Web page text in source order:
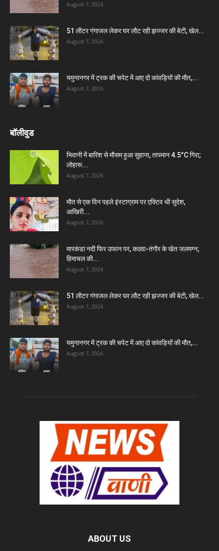
August 7, 2026
51 लीटर गंगाजल लेकर घर लौट रही झज्जर की बेटी, खेल...
August 7, 2026
यमुनानगर में ट्रक की चपेट में आए दो कांवड़ियों की मौत,...
August 7, 2026
बॉलीवुड
भिवानी में बारिश से मौसम हुआ सुहाना, तापमान 4.5°C गिरा;
लोहारू...
August 7, 2026
मौत से एक दिन पहले इंस्टाग्राम पर एक्टिव थी सुदेश,
आखिरी...
August 7, 2026
मारकंडा नदी फिर उफान पर, कठवा-तंगौर के खेत जलमग्न;
हिमाचल की...
August 7, 2026
51 लीटर गंगाजल लेकर घर लौट रही झज्जर की बेटी, खेल...
August 7, 2026
यमुनानगर में ट्रक की चपेट में आए दो कांवड़ियों की मौत,...
August 7, 2026
ABOUT US